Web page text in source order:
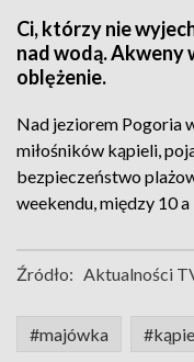
Ci, którzy nie
nad wodą. Akweny
oblężenie.
Nad jeziorem Pogoria
miłośników kąpieli,
bezpieczeństwo
weekendu, między 10 a
Źródło: Aktualności
#majówka